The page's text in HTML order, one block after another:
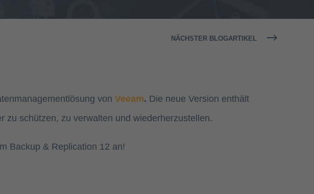
NÄCHSTER BLOGARTIKEL
von Veeam. Die neue Version enthält
zu schützen, zu verwalten und wiederherzustellen.
Backup & Replication 12 an!